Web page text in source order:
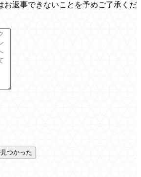
お返事できないことを予めご了承くだ
つかった